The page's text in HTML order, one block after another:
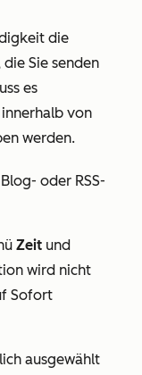
die
Sie senden
es
von
werden.
oder RSS-
Zeit und
wird nicht
Sofort
ausgewählt